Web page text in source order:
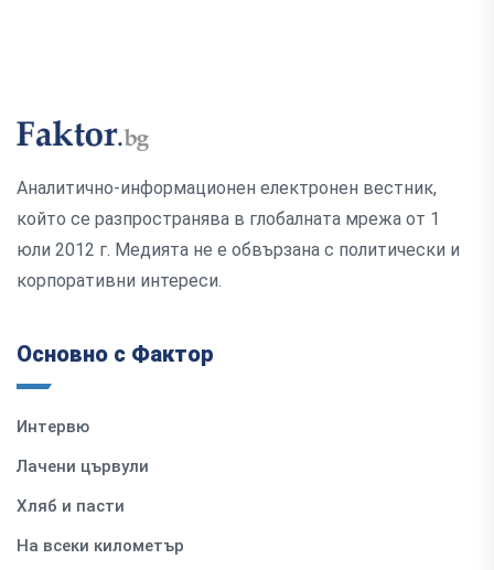
Аналитично-информационен електронен вестник,
който се разпространява в глобалната мрежа от 1
юли 2012 г. Медията не е обвързана с политически и
корпоративни интереси.
Основно с Фактор
Интервю
Лачени цървули
Хляб и пасти
На всеки километър